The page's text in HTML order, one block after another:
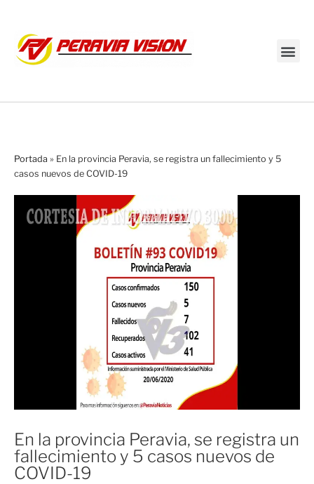
Portada » En la provincia Peravia, se registra un fallecimiento y 5
casos nuevos de COVID-19
En la provincia Peravia, se registra un
fallecimiento y 5 casos nuevos de
COVID-19